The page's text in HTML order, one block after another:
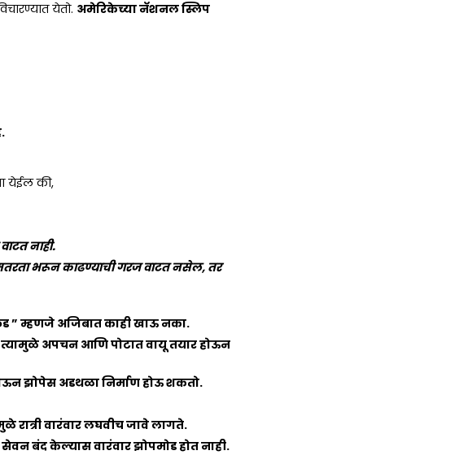
येतो. अमेरिकेच्या नॅशनल स्लिप
येईल की,
नाही.
भरून काढण्याची गरज वाटत नसेल, तर
” म्हणजे अजिबात काही खाऊ नका.
अपचन आणि पोटात वायू तयार होऊन
झोपेस अडथळा निर्माण होऊ शकतो.
रात्री वारंवार लघवीच जावे लागते.
बंद केल्यास वारंवार झोपमोड होत नाही.